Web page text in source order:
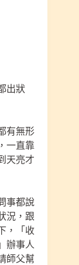
出狀
有無形
一直靠
天亮才
事都說
況，跟
，「收
辦事人
師父幫